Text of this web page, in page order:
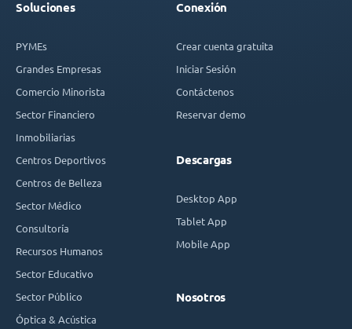
Soluciones
PYMEs
Grandes Empresas
Comercio Minorista
Sector Financiero
Inmobiliarias
Centros Deportivos
Centros de Belleza
Sector Médico
Consultoría
Recursos Humanos
Sector Educativo
Sector Público
Óptica & Acústica
Conexión
Crear cuenta gratuita
Iniciar Sesión
Contáctenos
Reservar demo
Descargas
Desktop App
Tablet App
Mobile App
Nosotros